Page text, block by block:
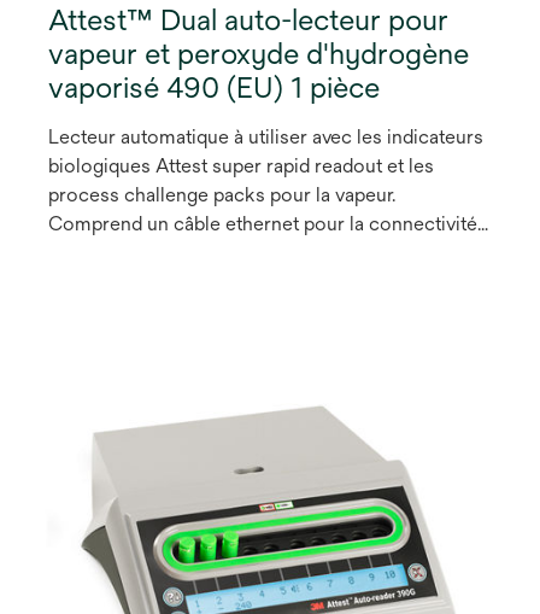
Attest™ Dual auto-lecteur pour
vapeur et peroxyde d'hydrogène
vaporisé 490 (EU) 1 pièce
Lecteur automatique à utiliser avec les indicateurs
biologiques Attest super rapid readout et les
process challenge packs pour la vapeur.
Comprend un câble ethernet pour la connectivité